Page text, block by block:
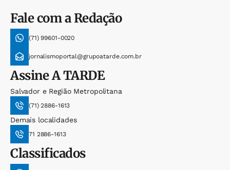
Fale com a Redação
(71) 99601-0020
jornalismoportal@grupoatarde.com.br
AssineA TARDE
Salvador e Região Metropolitana
(71) 2886-1613
Demais localidades
71 2886-1613
Classificados